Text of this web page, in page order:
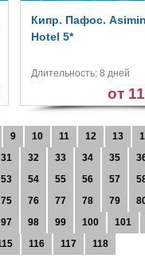
Кипр. Пафос.
Hotel 5*
Длительность: 8 дней
от
9 10 11 12 13
31 32 33 34 35
53 54 55 56 57
75 76 77 78 79
97 98 99 100
101
116 117 118